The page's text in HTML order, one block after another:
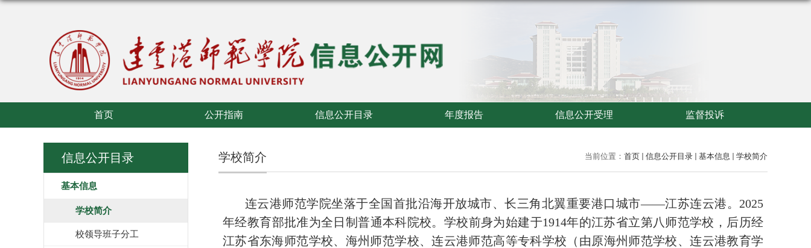
首页 公开指南 信息公开目录 年度报告 信息公开受理 监督投诉
信息公开目录
基本信息
学校简介
校领导班子分工
当前位置： 首页 信息公开目录 基本信息 学校简介
学校简介
连云港师范学院坐落于全国首批沿海开放城市、长三角北翼重要港口城市——江苏连云港。 2025
年经教育部批准为全日制普通本科院校。 学校前身为始建于1914年的江苏省立第八师范学校，后历经
江苏省东海师范学校、海州师范学校、连云港师范高等专科学校（由原海州师范学校、连云港教育学